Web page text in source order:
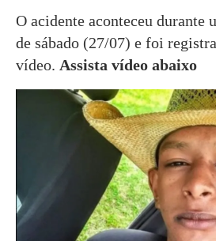
O acidente aconteceu durante
de sábado (27/07) e foi
vídeo. Assista vídeo abaixo